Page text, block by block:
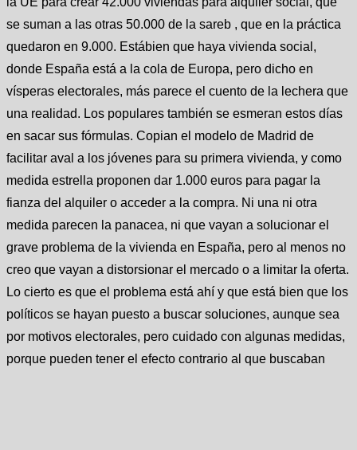
se suman a las otras 50.000 de la sareb , que en la práctica
quedaron en 9.000. Estábien que haya vivienda social,
donde España está a la cola de Europa, pero dicho en
vísperas electorales, más parece el cuento de la lechera que
una realidad. Los populares también se esmeran estos días
en sacar sus fórmulas. Copian el modelo de Madrid de
facilitar aval a los jóvenes para su primera vivienda, y como
medida estrella proponen dar 1.000 euros para pagar la
fianza del alquiler o acceder a la compra. Ni una ni otra
medida parecen la panacea, ni que vayan a solucionar el
grave problema de la vivienda en España, pero al menos no
creo que vayan a distorsionar el mercado o a limitar la oferta.
Lo cierto es que el problema está ahí y que está bien que los
políticos se hayan puesto a buscar soluciones, aunque sea
por motivos electorales, pero cuidado con algunas medidas,
porque pueden tener el efecto contrario al que buscaban